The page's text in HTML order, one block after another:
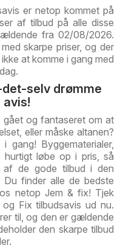
er netop kommet på
af tilbud på alle disse
fra 02/08/2026.
skarpe priser, og der
at komme i gang med
selv drømme
gået og fantaseret om at
eller måske altanen?
Byggematerialer,
løbe op i pris, så
af de gode tilbud i den
Du finder alle de bedste
netop Jem & fix! Tjek
Fix tilbudsavis ud nu.
til, og den er gældende
den skarpe tilbud